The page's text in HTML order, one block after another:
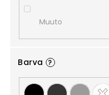
Muuto
Barva ?